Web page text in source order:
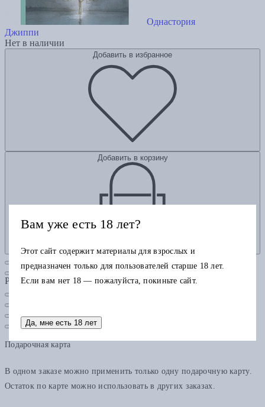
Однастория
Джиппи
Нет в наличии
Добавить в избранное
Добавить в корзину
Рубрики
Подарочная карта
В одном заказе можно применить только одну подарочную карту.
Остаток по карте можно использовать в других заказах.
Вам уже есть 18 лет?
Этот сайт содержит материалы для взрослых и
предназначен только для пользователей старше 18 лет.
Если вам нет 18 — пожалуйста, покиньте сайт.
Да, мне есть 18 лет